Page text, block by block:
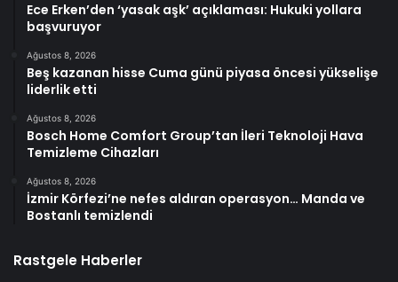
Ece Erken’den ‘yasak aşk’ açıklaması: Hukuki yollara
başvuruyor
Ağustos 8, 2026
Beş kazanan hisse Cuma günü piyasa öncesi yükselişe
liderlik etti
Ağustos 8, 2026
Bosch Home Comfort Group’tan İleri Teknoloji Hava
Temizleme Cihazları
Ağustos 8, 2026
İzmir Körfezi’ne nefes aldıran operasyon… Manda ve
Bostanlı temizlendi
Rastgele Haberler